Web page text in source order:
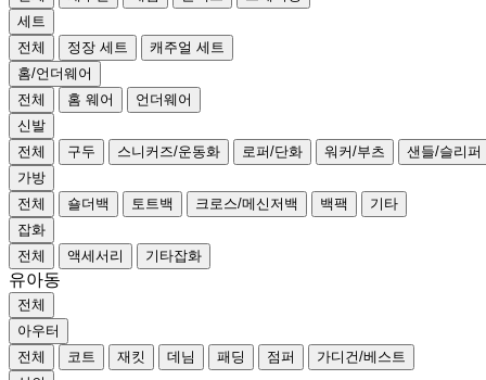
세트
전체
정장 세트
캐주얼 세트
홈/언더웨어
전체
홈 웨어
언더웨어
신발
전체
구두 스니커즈/운동화 로퍼/단화 워커/부츠
샌들/슬리퍼
가방
전체
숄더백 토트백 크로스/메신저백 백팩
기타
잡화
전체
액세서리 기타잡화
유아동
전체
아우터
전체
코트 재킷 데님 패딩 점퍼
가디건/베스트